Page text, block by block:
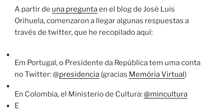
A partir de una preguntaen el blog de José Luis
Orihuela, comenzaron a llegar algunas respuestas a
través de twitter, que he recopilado aquí:
Em Portugal, o Presidente da República tem uma conta
no Twitter: @presidencia (gracias Memória Virtual)
En Colombia, el Ministerio de Cultura:@mincultura
E